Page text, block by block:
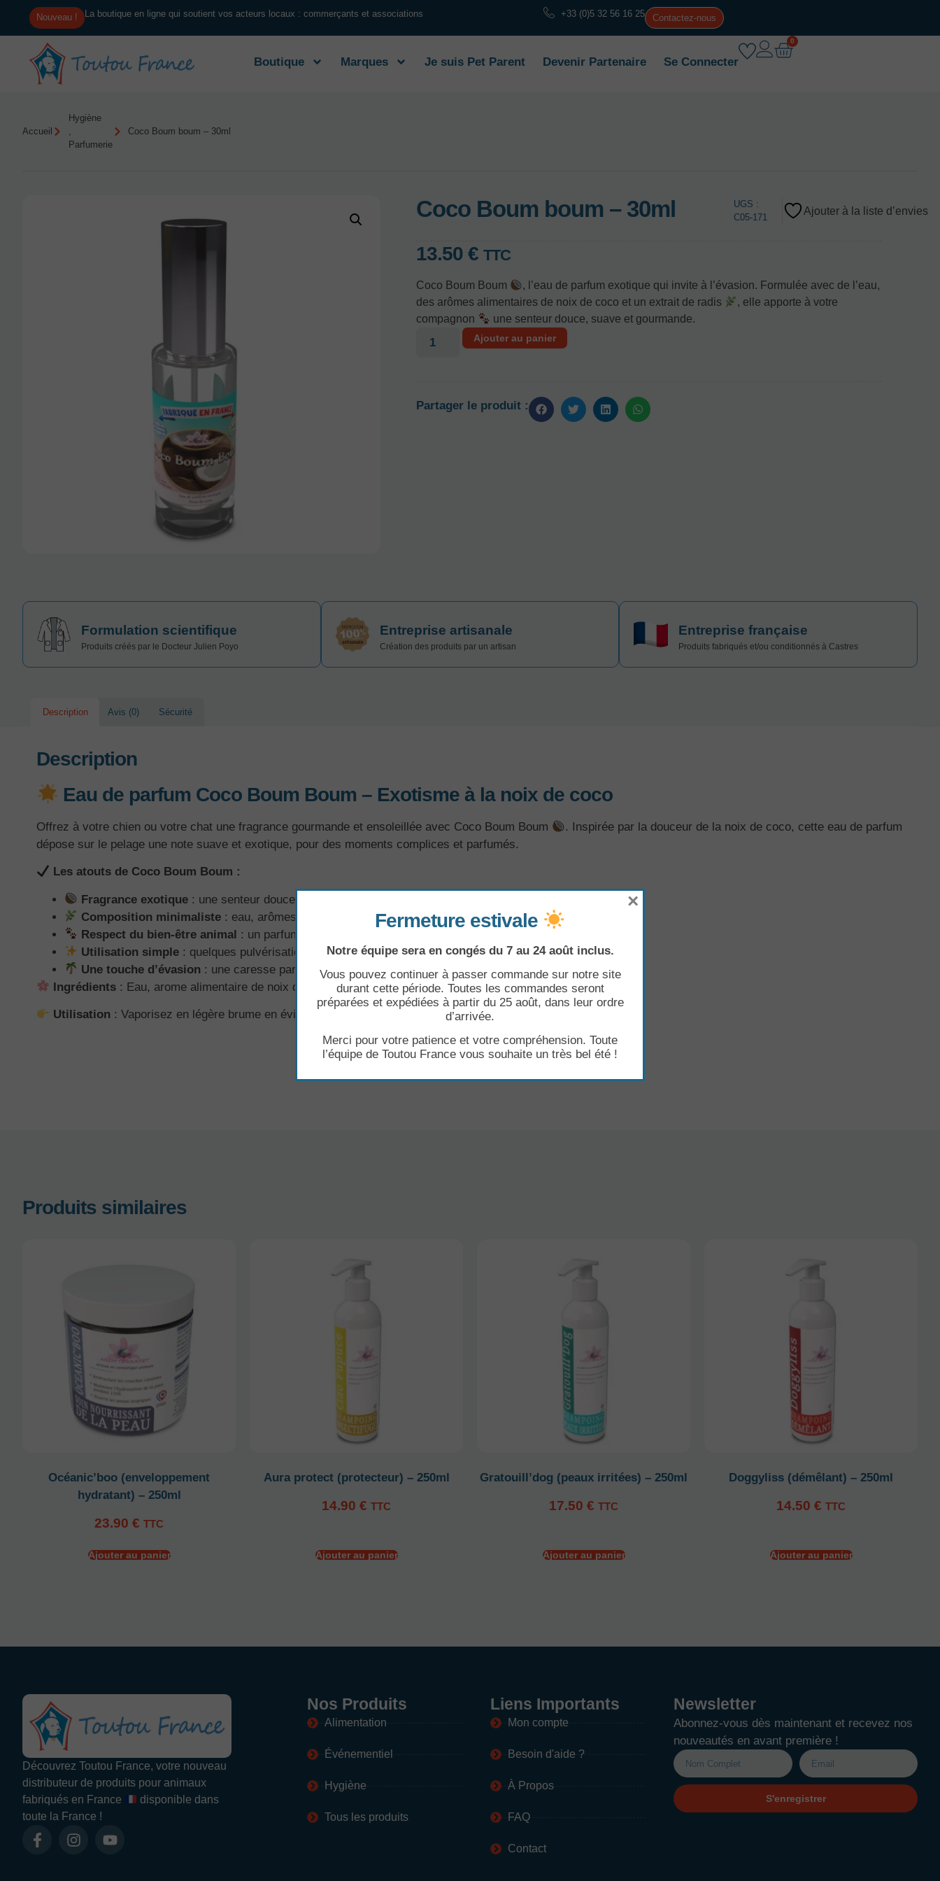
Nouveau ! La boutique en ligne qui soutient vos acteurs locaux : commerçants et associations +33 (0)5 32 56 16 25 Contactez-nous
Boutique Marques Je suis Pet Parent Devenir Partenaire Se Connecter
0
Accueil
Hygiène
,
Parfumerie
Coco Boum boum – 30ml
Coco Boum boum – 30ml
UGS :
C05-171
Ajouter à la liste d’envies
13.50 € TTC
Coco Boum Boum
, l’eau de parfum exotique qui invite à l’évasion. Formulée avec de l’eau,
des arômes alimentaires de noix de coco et un extrait de radis
, elle apporte à votre
compagnon
une senteur douce, suave et gourmande.
Ajouter au panier
Partager le produit :
Formulation scientifique
Produits créés par le Docteur Julien Poyo
Entreprise artisanale
Création des produits par un artisan
Entreprise française
Produits fabriqués et/ou conditionnés à Castres
Description Avis (0) Sécurité
Description
Eau de parfum Coco Boum Boum – Exotisme à la noix de coco
Offrez à votre chien ou votre chat une fragrance gourmande et ensoleillée avec Coco Boum Boum
. Inspirée par la douceur de la noix de coco, cette eau de parfum
dépose sur le pelage une note suave et exotique, pour des moments complices et parfumés.
Les atouts de Coco Boum Boum :
Fragrance exotique : une senteur douce et gourmande à la noix de coco
Composition minimaliste : eau, arômes alimentaires et extrait de radis
Respect du bien-être animal : un parfum léger, adapté aux chiens et aux chats
Utilisation simple : quelques pulvérisations suffisent après le toilettage ou avant une sortie
Une touche d’évasion : une caresse parfumée qui évoque l’été et les vacances
Ingrédients : Eau, arome alimentaire de noix de coco, extrait de radis.
Utilisation : Vaporisez en légère brume en évitant les yeux et la truffe.
Produits similaires
Océanic’boo (enveloppement
hydratant) – 250ml
23.90 € TTC
Ajouter au panier
Aura protect (protecteur) – 250ml
14.90 € TTC
Ajouter au panier
Gratouill’dog (peaux irritées) – 250ml
17.50 € TTC
Ajouter au panier
Doggyliss (démêlant) – 250ml
14.50 € TTC
Ajouter au panier
Découvrez Toutou France, votre nouveau
distributeur de produits pour animaux
fabriqués en France
disponible dans
toute la France !
Nos Produits
Alimentation
Événementiel
Hygiène
Tous les produits
Liens Importants
Mon compte
Besoin d'aide ?
À Propos
FAQ
Contact
Newsletter
Abonnez-vous dès maintenant et recevez nos
nouveautés en avant première !
S'enregistrer
Fermeture estivale
Notre équipe sera en congés du 7 au 24 août inclus.
Vous pouvez continuer à passer commande sur notre site
durant cette période. Toutes les commandes seront
préparées et expédiées à partir du 25 août, dans leur ordre
d’arrivée.
Merci pour votre patience et votre compréhension. Toute
l’équipe de Toutou France vous souhaite un très bel été !
×